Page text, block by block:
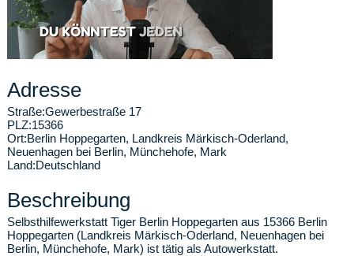
Adresse
Straße:Gewerbestraße 17
PLZ:15366
Ort:Berlin Hoppegarten, Landkreis Märkisch-Oderland,
Neuenhagen bei Berlin, Münchehofe, Mark
Land:Deutschland
Beschreibung
Selbsthilfewerkstatt Tiger Berlin Hoppegarten aus 15366 Berlin
Hoppegarten (Landkreis Märkisch-Oderland, Neuenhagen bei
Berlin, Münchehofe, Mark) ist tätig als Autowerkstatt.